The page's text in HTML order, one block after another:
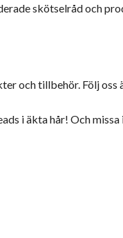
skötselråd och
och tillbehör. Följ oss
i äkta hår! Och